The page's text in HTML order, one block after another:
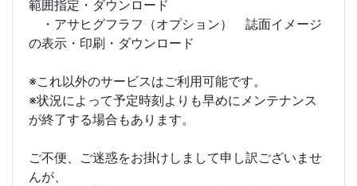
範囲指定・ダウンロード
・アサヒグフラフ（オプション） 誌面イメージ
の表示・印刷・ダウンロード
※これ以外のサービスはご利用可能です。
※状況によって予定時刻よりも早めにメンテナンス
が終了する場合もあります。
ご不便、ご迷惑をお掛けしまして申し訳ございませ
んが、